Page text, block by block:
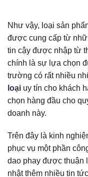
Như vậy, loại sản
được cung cấp từ
tin cậy được nhập từ
chính là sự lựa chọn
trường có rất nhiều
loại uy tín cho khách
chọn hàng đầu cho
doanh này.
Trên đây là kinh
phục vụ một phần
dao phay được thuận
nhật thêm nhiều tin